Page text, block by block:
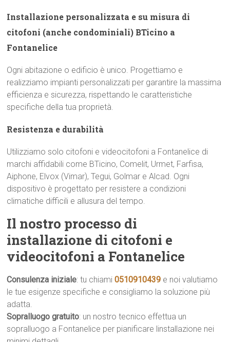
Installazione personalizzata e su misura di
citofoni (anche condominiali) BTicino a
Fontanelice
Ogni abitazione o edificio è unico. Progettiamo e
realizziamo impianti personalizzati per garantire la massima
efficienza e sicurezza, rispettando le caratteristiche
specifiche della tua proprietà.
Resistenza e durabilità
Utilizziamo solo citofoni e videocitofoni a Fontanelice di
marchi affidabili come BTicino, Comelit, Urmet, Farfisa,
Aiphone, Elvox (Vimar), Tegui, Golmar e Alcad. Ogni
dispositivo è progettato per resistere a condizioni
climatiche difficili e allusura del tempo.
Il nostro processo di
installazione di citofoni e
videocitofoni a Fontanelice
Consulenza iniziale: tu chiami0510910439 e noi valutiamo
le tue esigenze specifiche e consigliamo la soluzione più
adatta.
Sopralluogo gratuito: un nostro tecnico effettua un
sopralluogo a Fontanelice per pianificare linstallazione nei